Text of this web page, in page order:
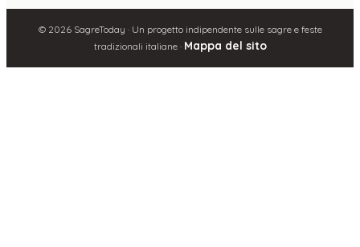
© 2026SagreToday · Un progetto indipendente sulle sagre e feste
tradizionali italiane · Mappa del sito